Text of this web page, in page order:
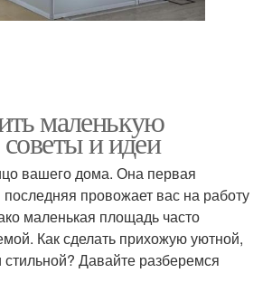
маленькую
и идеи
вашего дома. Она первая
последняя провожает вас на работу
маленькая площадь часто
Как сделать прихожую уютной,
Давайте разберемся